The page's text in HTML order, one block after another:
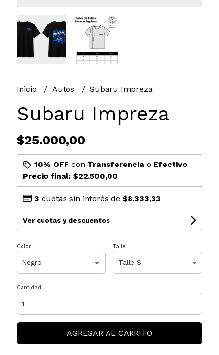
Inicio Autos Subaru Impreza
Subaru Impreza
$25.000,00
10% OFF con Transferenciao Efectivo
Precio final: $22.500,00
3 cuotas sin interés de $8.333,33
Ver cuotas y descuentos
Color Talle
Cantidad
AGREGAR AL CARRITO